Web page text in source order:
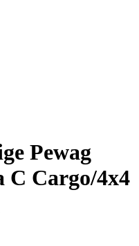
Pewag
C Cargo/4x4